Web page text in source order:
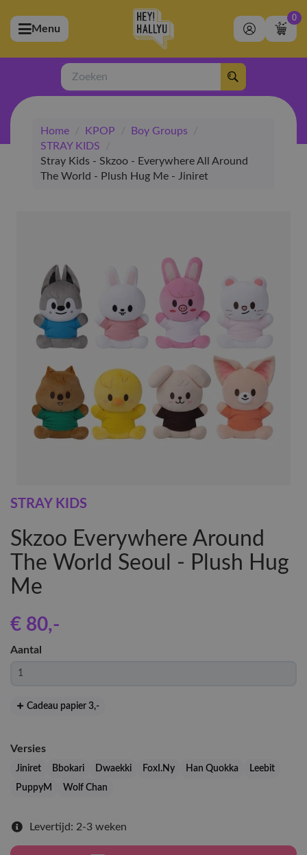
(Artiesten)
(Merchandise)
(Exclusive)
(Winkel)
Menu
0
Zoeken
Home / KPOP / Boy Groups
/
STRAY KIDS
/
Stray Kids - Skzoo - Everywhere All Around
The World - Plush Hug Me - Jiniret
STRAY KIDS
Skzoo Everywhere Around
The World Seoul - Plush Hug
Me
€ 80,-
Aantal
Cadeau papier 3,-
Versies
Jiniret Bbokari Dwaekki FoxI.Ny Han Quokka
Leebit
PuppyM
Wolf Chan
Levertijd: 2-3 weken